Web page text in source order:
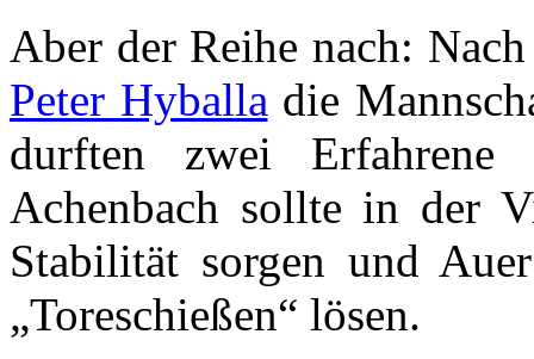
Aber der Reihe nach:
Peter Hyballa die
durften zwei
Achenbach sollte in der
Stabilität sorgen und
„Toreschießen“ lösen.